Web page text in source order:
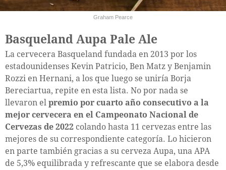
Graham Pearce
Basqueland Aupa Pale Ale
La cervecera Basqueland fundada en 2013 por los
estadounidenses Kevin Patricio, Ben Matz y Benjamin
Rozzi en Hernani, a los que luego se uniría Borja
Bereciartua, repite en esta lista. No por nada se
llevaron el premio por cuarto año consecutivo a la
mejor cervecera en el Campeonato Nacional de
Cervezas de 2022 colando hasta 11 cervezas entre las
mejores de su correspondiente categoría. Lo hicieron
en parte también gracias a su cerveza Aupa, una APA
de 5,3% equilibrada y refrescante que se elabora desde